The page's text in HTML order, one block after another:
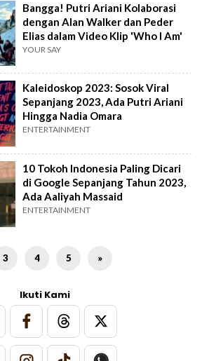
Bangga! Putri Ariani Kolaborasi
dengan Alan Walker dan Peder
Elias dalam Video Klip 'Who I Am'
YOUR SAY
Kaleidoskop 2023: Sosok Viral
Sepanjang 2023, Ada Putri Ariani
Hingga Nadia Omara
ENTERTAINMENT
10 Tokoh Indonesia Paling Dicari
di Google Sepanjang Tahun 2023,
Ada Aaliyah Massaid
ENTERTAINMENT
3 4 5 »
Ikuti Kami